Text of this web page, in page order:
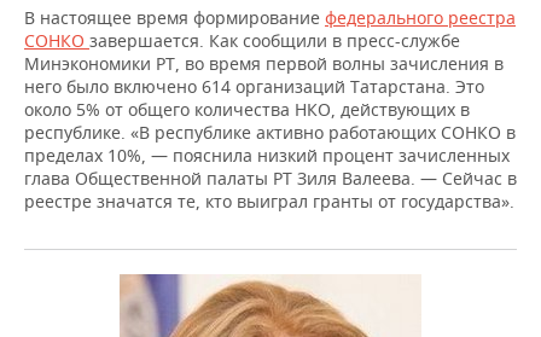
В настоящее время формирование федерального реестра
СОНКО завершается. Как сообщили в пресс-службе
Минэкономики РТ, во время первой волны зачисления в
него было включено 614 организаций Татарстана. Это
около 5% от общего количества НКО, действующих в
республике. «В республике активно работающих СОНКО в
пределах 10%, — пояснила низкий процент зачисленных
глава Общественной палаты РТ Зиля Валеева. — Сейчас в
реестре значатся те, кто выиграл гранты от государства».